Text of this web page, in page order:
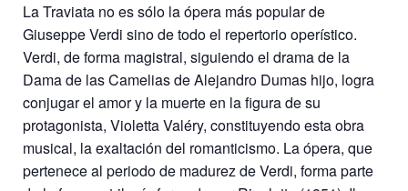
La Traviata no es sólo la ópera más popular de
Giuseppe Verdi sino de todo el repertorio operístico.
Verdi, de forma magistral, siguiendo el drama de la
Dama de las Camelias de Alejandro Dumas hijo, logra
conjugar el amor y la muerte en la figura de su
protagonista, Violetta Valéry, constituyendo esta obra
musical, la exaltación del romanticismo. La ópera, que
pertenece al periodo de madurez de Verdi, forma parte